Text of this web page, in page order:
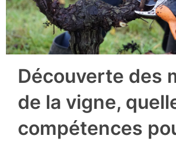
Découverte des
de la vigne,
compétences